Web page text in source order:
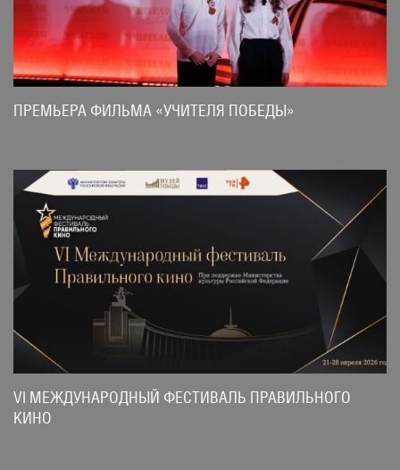
ПРЕМЬЕРА ФИЛЬМА «УЧИТЕЛЯ ПОБЕДЫ»
VI МЕЖДУНАРОДНЫЙ ФЕСТИВАЛЬ ПРАВИЛЬНОГО
КИНО